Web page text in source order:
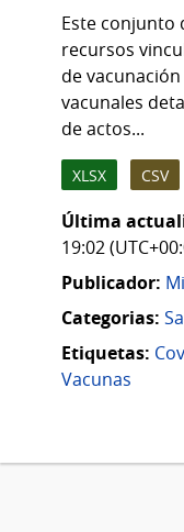
Este conjunto
recursos
de
vacunales
de actos...
XLSX CSV
Última
19:02
Publicador:
Categorias:
Etiquetas:
Vacunas